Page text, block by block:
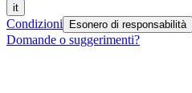
it
Condizioni Esonero di responsabilità
Domande o suggerimenti?